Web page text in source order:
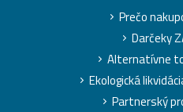
Prečo
Darčeky
Alternatívne
Ekologická
Partnerský